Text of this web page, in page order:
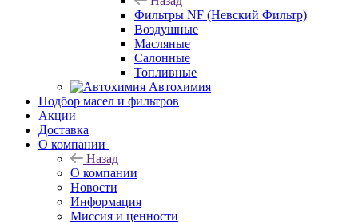
Фильтры NF (Невский Фильтр)
Воздушные
Масляные
Салонные
Топливные
Автохимия
Подбор масел и фильтров
Акции
Доставка
О компании
Назад
О компании
Новости
Информация
Миссия и ценности